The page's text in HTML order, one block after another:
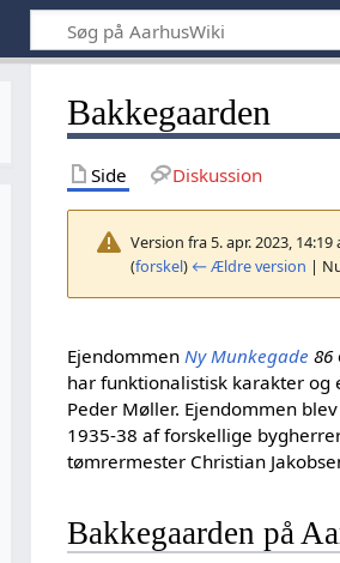
Bakkegaarden
Side Diskussion
Version fra 5. apr. 2023,
(forskel) ← Ældre version |
Ejendommen Ny Munkegade 86
har funktionalistisk karakter
Peder Møller. Ejendommen
1935-38 af forskellige
tømrermester Christian
Bakkegaarden på